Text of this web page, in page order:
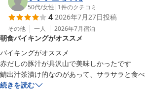
スタッフ一同、お客様のまたのお越しを心よ
ります。
コンフォートホテル豊川
さらに、無料朝食サービス、客室清掃にまで
お褒めの言葉を賜りましたことはスタッフに
ります。
昨年に続き、今年もご利用いただけましたこ
す。
私どもにとって何よりの喜びでございます。
50代/女性 | 1件のクチコミ
4 2026年7月27日投稿
その他 一人 2026年7月宿泊
朝食バイキングがオススメ
バイキングがオススメ
赤だしの豚汁が具沢山で美味しかったです
鯖出汁茶漬け的なのがあって、サラサラと食べ
続きを読む